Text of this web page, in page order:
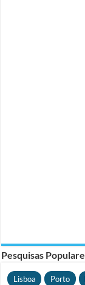
Pesquisas
Lisboa Porto